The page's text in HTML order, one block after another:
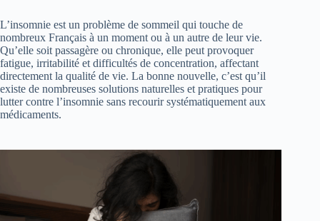
L’insomnie est un problème de sommeil qui touche de
nombreux Français à un moment ou à un autre de leur vie.
Qu’elle soit passagère ou chronique, elle peut provoquer
fatigue, irritabilité et difficultés de concentration, affectant
directement la qualité de vie. La bonne nouvelle, c’est qu’il
existe de nombreuses solutions naturelles et pratiques pour
lutter contre l’insomnie sans recourir systématiquement aux
médicaments.